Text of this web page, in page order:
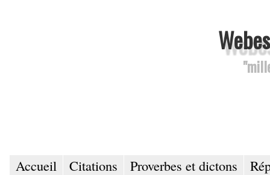
Accueil Citations Proverbes et dictons